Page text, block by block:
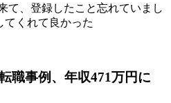
て、登録したこと忘れていまし
てくれて良かった
職事例 、年収471万円に